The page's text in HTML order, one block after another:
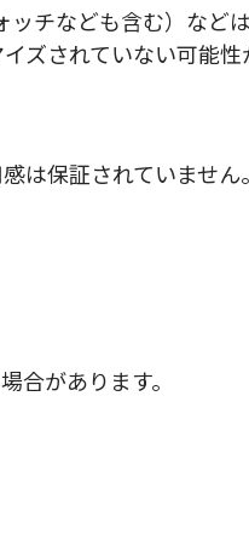
チなども含む）など
ズされていない可能
は保証されていません。
合があります。